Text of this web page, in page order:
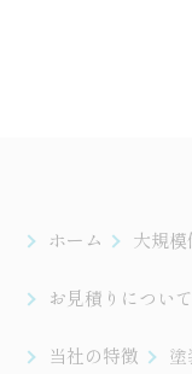
ホーム 大規
お見積りについて
当社の特徴 塗